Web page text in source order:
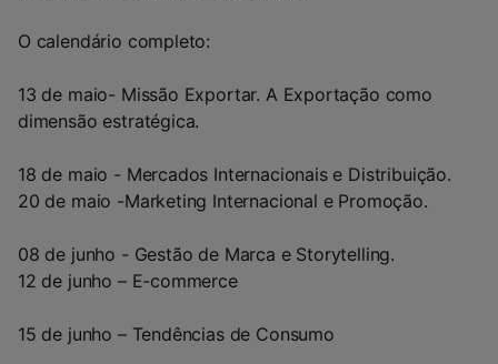
O calendário completo:
13 de maio- Missão Exportar. A Exportação como
dimensão estratégica.
18 de maio - Mercados Internacionais e Distribuição.
20 de maio -Marketing Internacional e Promoção.
08 de junho - Gestão de Marca e Storytelling.
12 de junho – E-commerce
15 de junho – Tendências de Consumo